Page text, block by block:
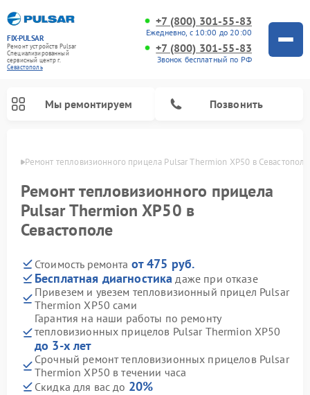
FIX-PULSAR
Ремонт устройств Pulsar
Специализированный
cервисный центр г.
Севастополь
+7 (800) 301-55-83
Ежедневно, с 10:00 до 20:00
+7 (800) 301-55-83
Звонок бесплатный по РФ
Мы ремонтируем Позвонить
Ремонт тепловизионного прицела Pulsar Thermion XP50 в Севастополе
Ремонт тепловизионного прицела
Pulsar Thermion XP50 в
Севастополе
Стоимость ремонта от 475 руб.
Бесплатная диагностика даже при отказе
Привезем и увезем тепловизионный прицел Pulsar
Thermion XP50 сами
Гарантия на наши работы по ремонту
тепловизионных прицелов Pulsar Thermion XP50
до 3-х лет
Срочный ремонт тепловизионных прицелов Pulsar
Thermion XP50 в течении часа
Скидка для вас до 20%